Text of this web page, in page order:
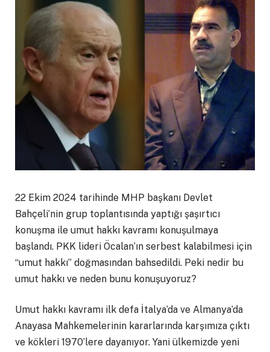
22 Ekim 2024 tarihinde MHP başkanı Devlet
Bahçeli’nin grup toplantısında yaptığı şaşırtıcı
konuşma ile umut hakkı kavramı konuşulmaya
başlandı. PKK lideri Öcalan’ın serbest kalabilmesi için
“umut hakkı” doğmasından bahsedildi. Peki nedir bu
umut hakkı ve neden bunu konuşuyoruz?
Umut hakkı kavramı ilk defa İtalya’da ve Almanya’da
Anayasa Mahkemelerinin kararlarında karşımıza çıktı
ve kökleri 1970’lere dayanıyor. Yani ülkemizde yeni